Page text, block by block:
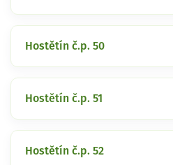
Hostětín č.p. 50
Hostětín č.p. 51
Hostětín č.p. 52